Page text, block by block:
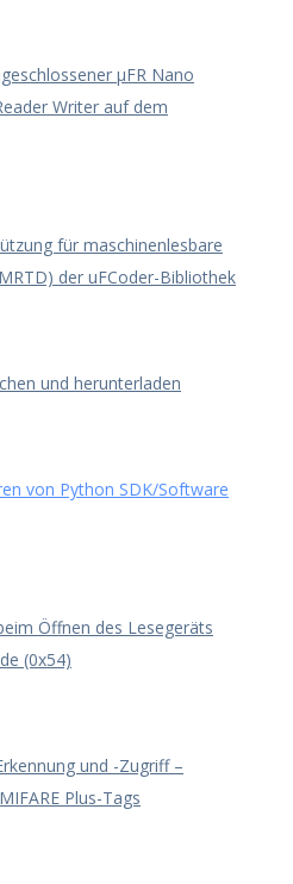
μFR Nano
Writer auf dem
für maschinenlesbare
der uFCoder-Bibliothek
und herunterladen
von Python SDK/Software
Öffnen des Lesegeräts
(0x54)
und -Zugriff –
Plus-Tags